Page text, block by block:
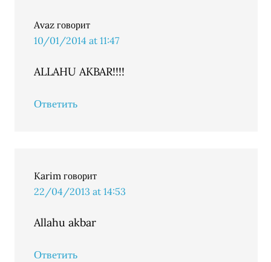
Avaz говорит
10/01/2014 at 11:47
ALLAHU AKBAR!!!!
Ответить
Karim говорит
22/04/2013 at 14:53
Allahu akbar
Ответить